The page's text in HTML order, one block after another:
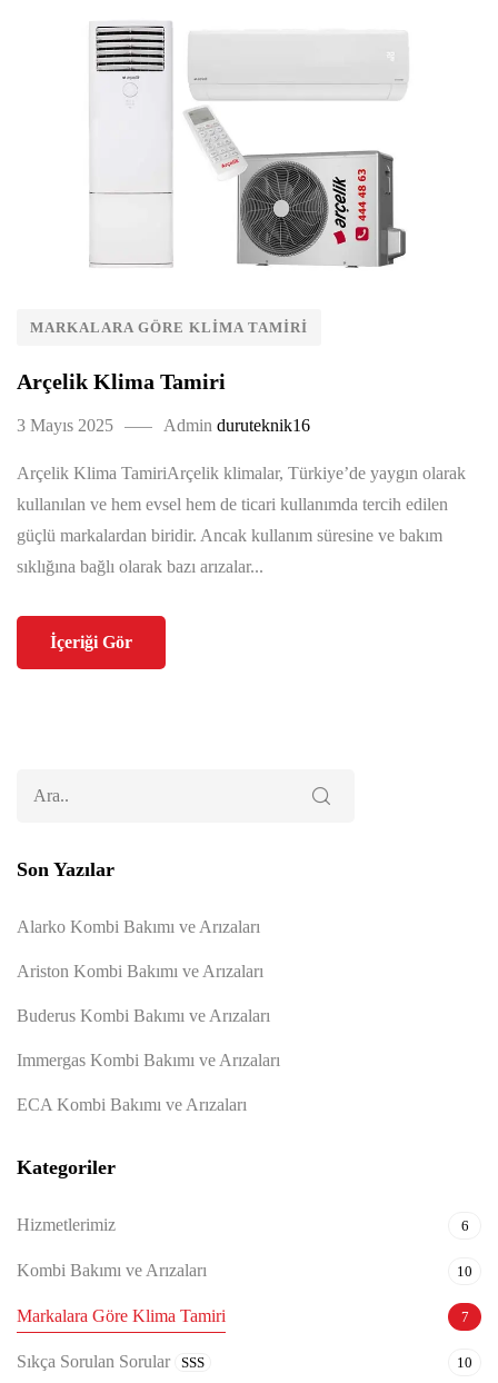
MARKALARA GÖRE KLIMA TAMIRI
Arçelik Klima Tamiri
3 Mayıs 2025 Admin duruteknik16
Arçelik Klima TamiriArçelik klimalar, Türkiye’de yaygın olarak
kullanılan ve hem evsel hem de ticari kullanımda tercih edilen
güçlü markalardan biridir. Ancak kullanım süresine ve bakım
sıklığına bağlı olarak bazı arızalar...
İçeriği Gör
Son Yazılar
Alarko Kombi Bakımı ve Arızaları
Ariston Kombi Bakımı ve Arızaları
Buderus Kombi Bakımı ve Arızaları
Immergas Kombi Bakımı ve Arızaları
ECA Kombi Bakımı ve Arızaları
Kategoriler
Hizmetlerimiz 6
Kombi Bakımı ve Arızaları 10
Markalara Göre Klima Tamiri 7
Sıkça Sorulan Sorular SSS 10